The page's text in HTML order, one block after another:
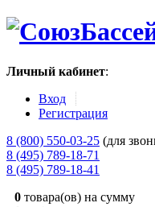
Личный кабинет:
Вход
Регистрация
8 (800) 550-03-25 (для
8 (495) 789-18-71
8 (495) 789-18-41
0 товара(ов) на сумму